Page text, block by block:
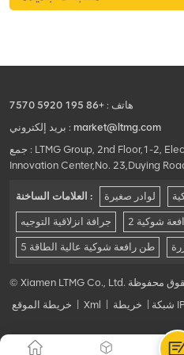
هاتف : +86 195 5920 7570
بريد إلكتروني : market@ltmg.com
جمع : LTMG Group, 2nd Floor,1-2, Electronics City(Xiamen) International
Innovation Center,No. 23,Duying
العلامات الساخنة : لوادر صغيرة
جرافة انزلاقية التوجيه شوكية
5 طن رافعة شوكية عالية الطاقة
خريطة الموقع
Xml خريطة